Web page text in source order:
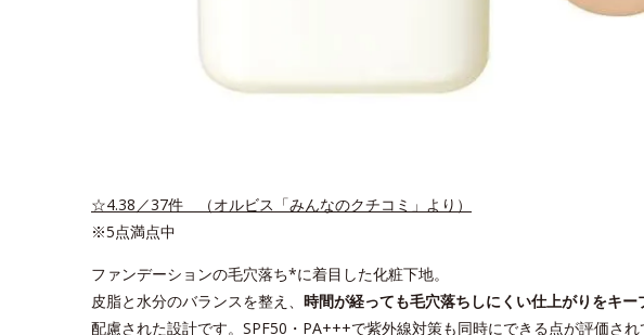
☆4.38／37件 （オルビス「みんなのクチコミ」より）
※5点満点中
ファンデーションの毛穴落ち*に着目した化粧下地。
皮脂と水分のバランスを整え、 時間が経っても毛穴落ちしにくい仕上がりをキー
配慮された設計です。SPF50・PA+++で紫外線対策も同時にできる点が評価され